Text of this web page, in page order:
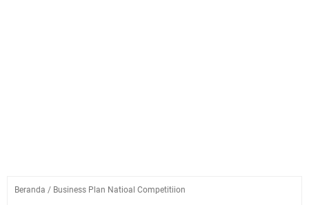
Beranda / Business Plan Natioal Competitiion